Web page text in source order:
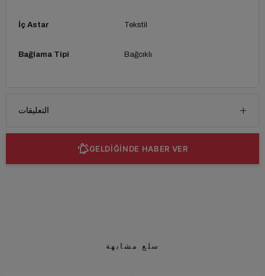
İç Astar Tekstil
Bağlama Tipi Bağcıklı
التعليقات
GELDİĞİNDE HABER VER
سلع مشابهة